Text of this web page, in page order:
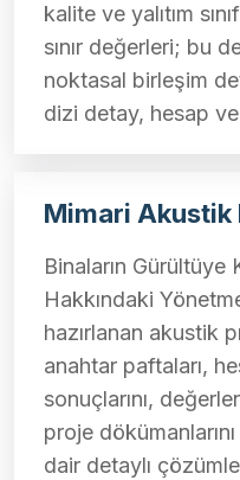
kalite ve yalıtım
sınır değerleri; bu
noktasal birleşim
dizi detay, hesap
Mimari Akustik
Binaların Gürültüye
Hakkındaki
hazırlanan akustik
anahtar paftaları,
sonuçlarını,
proje
dair detaylı